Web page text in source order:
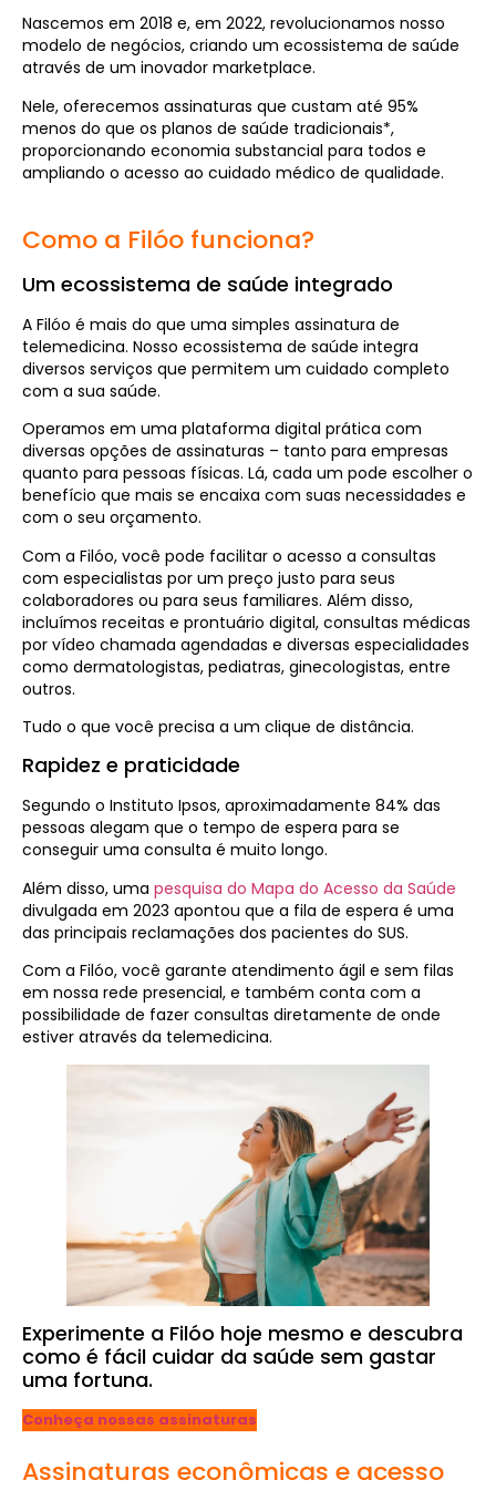
Nascemos em 2018 e, em 2022, revolucionamos nosso
modelo de negócios, criando um ecossistema de saúde
através de um inovador marketplace.
Nele, oferecemos assinaturas que custam até 95%
menos do que os planos de saúde tradicionais*,
proporcionando economia substancial para todos e
ampliando o acesso ao cuidado médico de qualidade.
Como a Filóo funciona?
Um ecossistema de saúde integrado
A Filóo é mais do que uma simples assinatura de
telemedicina. Nosso ecossistema de saúde integra
diversos serviços que permitem um cuidado completo
com a sua saúde.
Operamos em uma plataforma digital prática com
diversas opções de assinaturas – tanto para empresas
quanto para pessoas físicas. Lá, cada um pode escolher o
benefício que mais se encaixa com suas necessidades e
com o seu orçamento.
Com a Filóo, você pode facilitar o acesso a consultas
com especialistas por um preço justo para seus
colaboradores ou para seus familiares. Além disso,
incluímos receitas e prontuário digital, consultas médicas
por vídeo chamada agendadas e diversas especialidades
como dermatologistas, pediatras, ginecologistas, entre
outros.
Tudo o que você precisa a um clique de distância.
Rapidez e praticidade
Segundo o Instituto Ipsos, aproximadamente 84% das
pessoas alegam que o tempo de espera para se
conseguir uma consulta é muito longo.
Além disso, uma pesquisa do Mapa do Acesso da Saúde
divulgada em 2023 apontou que a fila de espera é uma
das principais reclamações dos pacientes do SUS.
Com a Filóo, você garante atendimento ágil e sem filas
em nossa rede presencial, e também conta com a
possibilidade de fazer consultas diretamente de onde
estiver através da telemedicina.
Experimente a Filóo hoje mesmo e descubra
como é fácil cuidar da saúde sem gastar
uma fortuna.
Conheça nossas assinaturas
Assinaturas econômicas e acesso